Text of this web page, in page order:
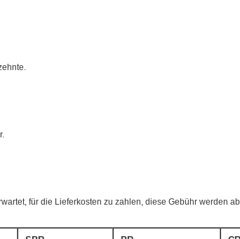
für die Lieferkosten zu zahlen, diese Gebühr werden